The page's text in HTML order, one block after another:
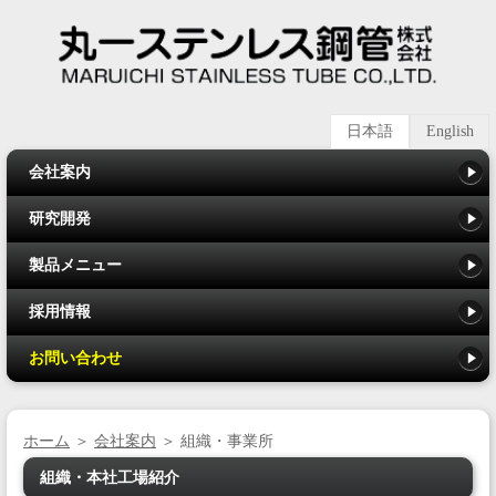
日本語 English
会社案内
研究開発
製品メニュー
採用情報
お問い合わせ
ホーム ＞ 会社案内 ＞ 組織・事業所
組織・本社工場紹介